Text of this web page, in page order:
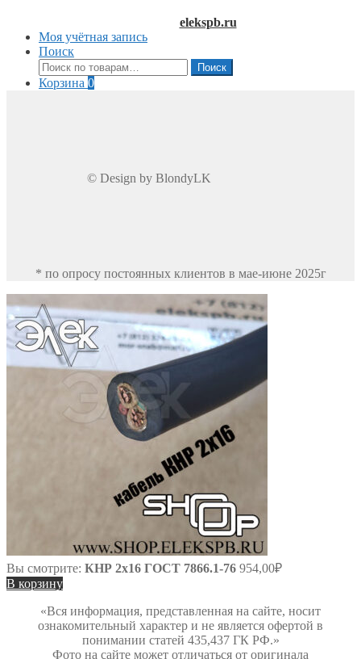
elekspb.ru
Моя учётная запись
Поиск
Искать:
Поиск
Корзина 0
© Design by BlondyLK
* по опросу постоянных клиентов в мае-июне 2025г
Вы смотрите: КНР 2х16 ГОСТ 7866.1-76 954,00₽
В корзину
«Вся информация, представленная на сайте, носит
ознакомительный характер и не является офертой в
понимании статей 435,437 ГК РФ.»
Фото на сайте может отличаться от оригинала